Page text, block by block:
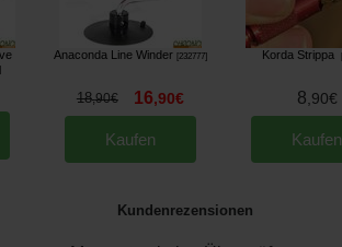
Anaconda Line Winder [232777]
18,90€ 16,90€
Kaufen
Korda Strippa
8 90€
Kaufen
Kundenrezensionen